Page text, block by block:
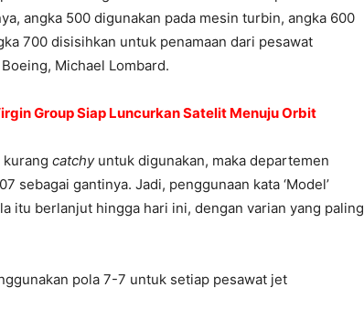
angka 500 digunakan pada mesin turbin, angka 600
700 disisihkan untuk penamaan dari pesawat
Michael Lombard.
Group Siap Luncurkan Satelit Menuju Orbit
kurang catchyuntuk digunakan, maka departemen
sebagai gantinya. Jadi, penggunaan kata ‘Model’
itu berlanjut hingga hari ini, dengan varian yang paling
pola 7-7 untuk setiap pesawat jet